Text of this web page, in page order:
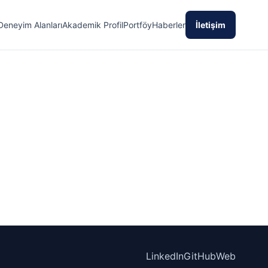
AlanlarıAkademik ProfilPortföyHaberler İletişim
LinkedInGitHubWeb